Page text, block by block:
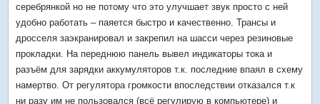
серебрянкой но не потому что это улучшает звук просто с ней
удобно работать – паяется быстро и качественно. Трансы и
дросселя заэкранировал и закрепил на шасси через резиновые
прокладки. На переднюю панель вывел индикаторы тока и
разъём для зарядки аккумуляторов т.к. последние впаял в схему
намертво. От регулятора громкости впоследствии отказался т.к
ни разу им не пользовался (всё регулирую в компьютере) и